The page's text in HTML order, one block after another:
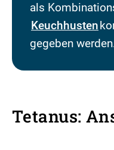
als
Keuchhusten
gegeben
Tetanus: